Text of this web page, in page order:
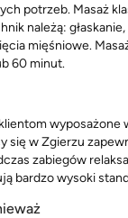
potrzeb. Masaż
należą:
mięśniowe.
60 minut.
się w Zgierzu
zabiegów
bardzo wysoki